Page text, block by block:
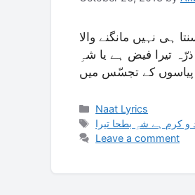
ہی نہیں مانگنے والا
تیرا فیض ہے یا شہِ
Categories
Naat Lyrics
Tags
و کرم ہے شہِ بطحا تیرا
Leave a comment